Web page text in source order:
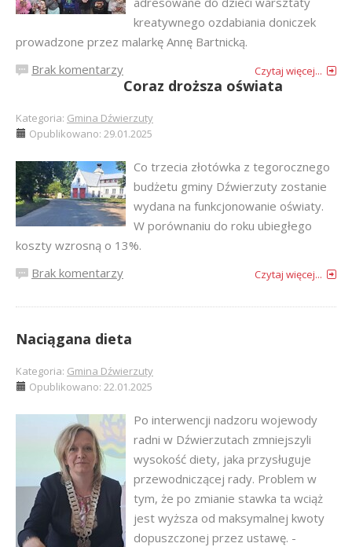
kreatywnego ozdabiania doniczek
prowadzone przez malarkę Annę Bartnicką.
Brak komentarzy
Czytaj więcej...
Coraz droższa oświata
Kategoria: Gmina Dźwierzuty
Opublikowano: 29.01.2025
Co trzecia złotówka z tegorocznego
budżetu gminy Dźwierzuty zostanie
wydana na funkcjonowanie oświaty.
W porównaniu do roku ubiegłego
koszty wzrosną o 13%.
Brak komentarzy
Czytaj więcej...
Naciągana dieta
Kategoria: Gmina Dźwierzuty
Opublikowano: 22.01.2025
Po interwencji nadzoru wojewody
radni w Dźwierzutach zmniejszyli
wysokość diety, jaka przysługuje
przewodniczącej rady. Problem w
tym, że po zmianie stawka ta wciąż
jest wyższa od maksymalnej kwoty
dopuszczonej przez ustawę. -